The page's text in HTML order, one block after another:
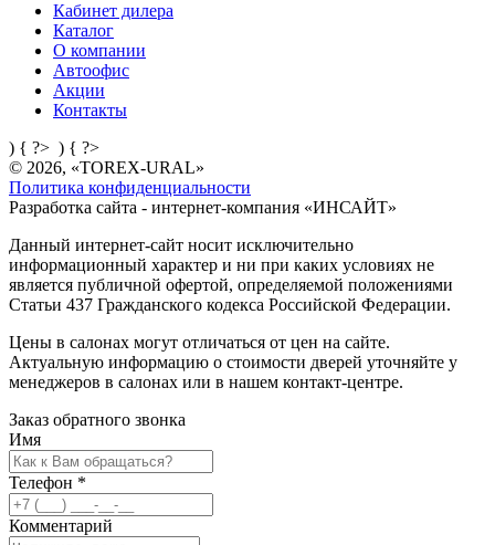
Кабинет дилера
Каталог
О компании
Автоофис
Акции
Контакты
) { ?> ) { ?>
© 2026, «TOREX-URAL»
Политика конфиденциальности
Разработка сайта - интернет-компания «ИНСАЙТ»
Данный интернет-сайт носит исключительно
информационный характер и ни при каких условиях не
является публичной офертой, определяемой положениями
Статьи 437 Гражданского кодекса Российской Федерации.
Цены в салонах могут отличаться от цен на сайте.
Актуальную информацию о стоимости дверей уточняйте у
менеджеров в салонах или в нашем контакт-центре.
Заказ обратного звонка
Имя
Телефон *
Комментарий